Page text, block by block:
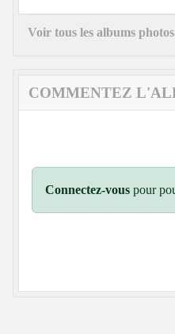
Voir tous les albums photos
COMMENTEZ
Connectez-vous pour